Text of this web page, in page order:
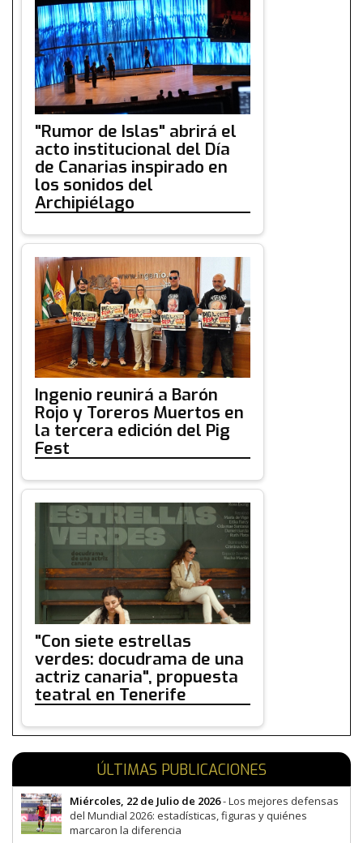
"Rumor de Islas" abrirá el
acto institucional del Día
de Canarias inspirado en
los sonidos del
Archipiélago
Ingenio reunirá a Barón
Rojo y Toreros Muertos en
la tercera edición del Pig
Fest
"Con siete estrellas
verdes: docudrama de una
actriz canaria", propuesta
teatral en Tenerife
ÚLTIMAS PUBLICACIONES
Miércoles, 22 de Julio de 2026- Los mejores defensas
del Mundial 2026: estadísticas, figuras y quiénes
marcaron la diferencia